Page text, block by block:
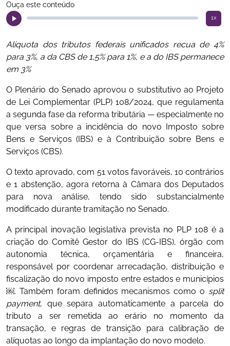
Ouça este conteúdo
1x
Alíquota dos tributos federais unificados recua de 4%
para 3%, a da CBS de 1,5% para 1%, e a do IBS permanece
em 3%
O Plenário do Senado aprovou o substitutivo ao Projeto
de Lei Complementar (PLP) 108/2024, que regulamenta
a segunda fase da reforma tributária — especialmente no
que versa sobre a incidência do novo Imposto sobre
Bens e Serviços (IBS) e à Contribuição sobre Bens e
Serviços (CBS).
O texto aprovado, com 51 votos favoráveis, 10 contrários
e 1 abstenção, agora retorna à Câmara dos Deputados
para nova análise, tendo sido substancialmente
modificado durante tramitação no Senado.
A principal inovação legislativa prevista no PLP 108 é a
criação do Comitê Gestor do IBS (CG-IBS), órgão com
autonomia técnica, orçamentária e financeira,
responsável por coordenar arrecadação, distribuição e
fiscalização do novo imposto entre estados e municípios
￼. Também foram definidos mecanismos como o split
payment, que separa automaticamente a parcela do
tributo a ser remetida ao erário no momento da
transação, e regras de transição para calibração de
alíquotas ao longo da implantação do novo modelo.